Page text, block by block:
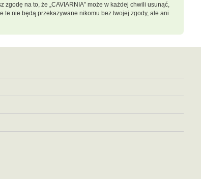
na to, że „CAVIARNIA” może w każdej chwili usunąć,
te nie będą przekazywane nikomu bez twojej zgody, ale ani